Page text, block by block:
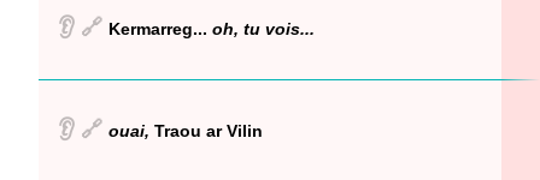
👂 🔗 Kermarreg... oh, tu vois...
👂 🔗 ouai, Traou ar Vilin